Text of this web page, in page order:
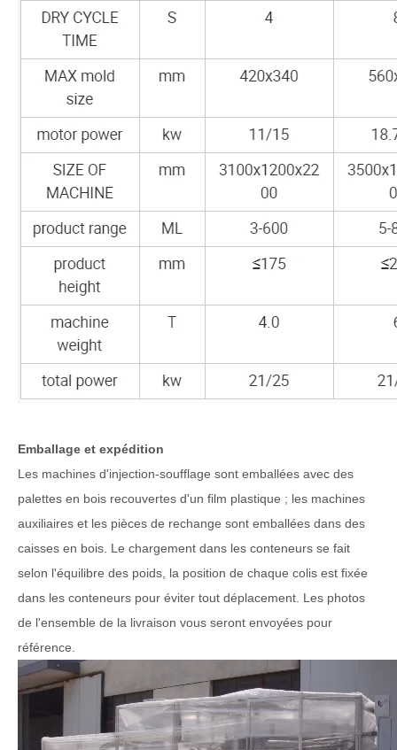
Emballage et expédition
Les machines d'injection-soufflage sont emballées avec des
palettes en bois recouvertes d'un film plastique ; les machines
auxiliaires et les pièces de rechange sont emballées dans des
caisses en bois. Le chargement dans les conteneurs se fait
selon l'équilibre des poids, la position de chaque colis est fixée
dans les conteneurs pour éviter tout déplacement. Les photos
de l'ensemble de la livraison vous seront envoyées pour
référence.